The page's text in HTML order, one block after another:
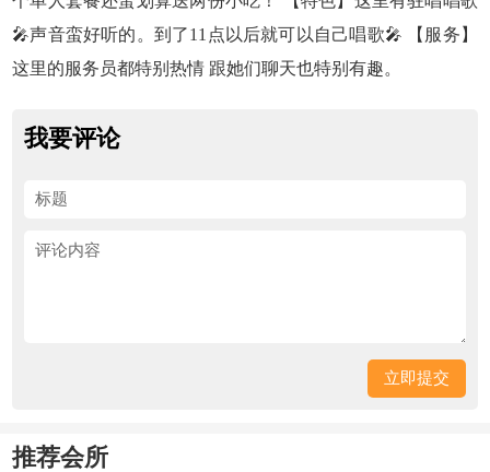
🎤声音蛮好听的。到了11点以后就可以自己唱歌🎤 【服务】
这里的服务员都特别热情 跟她们聊天也特别有趣。
我要评论
推荐会所